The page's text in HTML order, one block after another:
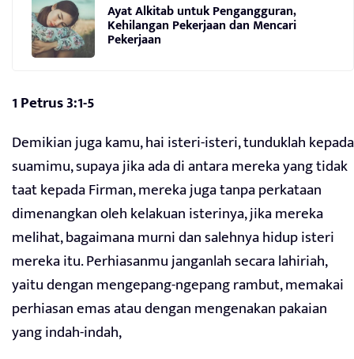
Ayat Alkitab untuk Pengangguran,
Kehilangan Pekerjaan dan Mencari
Pekerjaan
1 Petrus 3:1-5
Demikian juga kamu, hai isteri-isteri, tunduklah kepada
suamimu, supaya jika ada di antara mereka yang tidak
taat kepada Firman, mereka juga tanpa perkataan
dimenangkan oleh kelakuan isterinya, jika mereka
melihat, bagaimana murni dan salehnya hidup isteri
mereka itu. Perhiasanmu janganlah secara lahiriah,
yaitu dengan mengepang-ngepang rambut, memakai
perhiasan emas atau dengan mengenakan pakaian
yang indah-indah,